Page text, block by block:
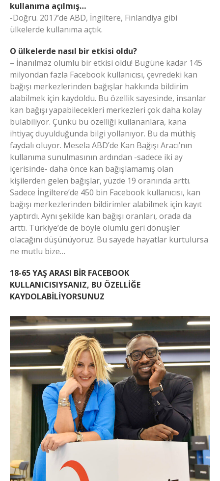
kullanıma açılmış…
-Doğru. 2017’de ABD, İngiltere, Finlandiya gibi
ülkelerde kullanıma açtık.
O ülkelerde nasıl bir etkisi oldu?
– İnanılmaz olumlu bir etkisi oldu! Bugüne kadar 145
milyondan fazla Facebook kullanıcısı, çevredeki kan
bağışı merkezlerinden bağışlar hakkında bildirim
alabilmek için kaydoldu. Bu özellik sayesinde, insanlar
kan bağışı yapabilecekleri merkezleri çok daha kolay
bulabiliyor. Çünkü bu özelliği kullananlara, kana
ihtiyaç duyulduğunda bilgi yollanıyor. Bu da müthiş
faydalı oluyor. Mesela ABD’de Kan Bağışı Aracı’nın
kullanıma sunulmasının ardından -sadece iki ay
içerisinde- daha önce kan bağışlamamış olan
kişilerden gelen bağışlar, yüzde 19 oranında arttı.
Sadece İngiltere’de 450 bin Facebook kullanıcısı, kan
bağışı merkezlerinden bildirimler alabilmek için kayıt
yaptırdı. Aynı şekilde kan bağışı oranları, orada da
arttı. Türkiye’de de böyle olumlu geri dönüşler
olacağını düşünüyoruz. Bu sayede hayatlar kurtulursa
ne mutlu bize…
18-65 YAŞ ARASI BİR FACEBOOK
KULLANICISIYSANIZ, BU ÖZELLİĞE
KAYDOLABİLİYORSUNUZ